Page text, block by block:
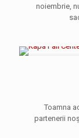
noiembrie,
Toamna
partenerii